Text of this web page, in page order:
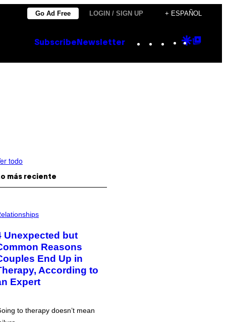
Go Ad Free LOGIN / SIGN UP + ESPAÑOL
Subscribe Newsletter Instagram
TikTok
YouTube
Google
todo
más reciente
Unexpected but
Reasons
End Up in
According to
Expert
to therapy doesn’t mean